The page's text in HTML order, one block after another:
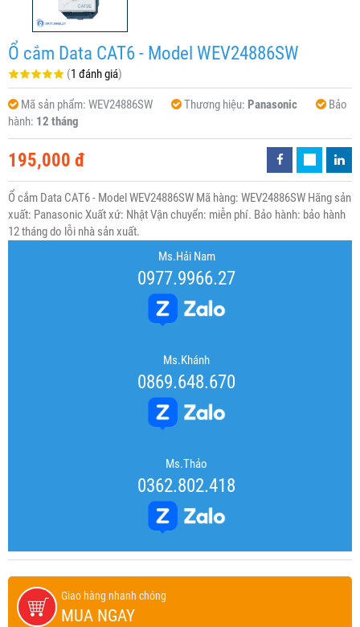
Ổ cắm Data CAT6 - Model WEV24886SW
(1 đánh giá)
Mã sản phẩm: WEV24886SW Thương hiệu: Panasonic
Bảo
hành: 12 tháng
195,000 đ
Ổ cắm Data CAT6 - Model WEV24886SW Mã hàng: WEV24886SW Hãng sản
xuất: Panasonic Xuất xứ: Nhật Vận chuyển: miễn phí. Bảo hành: bảo hành
12 tháng do lỗi nhà sản xuất.
Ms.Hải Nam
0977.9966.27
Ms.Khánh
0869.648.670
Ms.Thảo
0362.802.418
Giao hàng nhanh chóng
MUA NGAY